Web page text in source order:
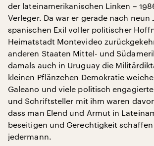
der lateinamerikanischen Linken –
Verleger. Da war er gerade nach neun
spanischen Exil voller politischer
Heimatstadt Montevideo
anderen Staaten Mittel- und
damals auch in Uruguay die
kleinen Pflänzchen Demokratie
Galeano und viele politisch
und Schriftsteller mit ihm waren
dass man Elend und Armut in
beseitigen und Gerechtigkeit
jedermann.